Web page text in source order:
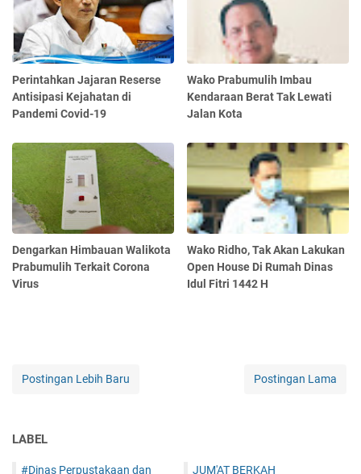
Perintahkan Jajaran Reserse
Antisipasi Kejahatan di
Pandemi Covid-19
Wako Prabumulih Imbau
Kendaraan Berat Tak Lewati
Jalan Kota
Dengarkan Himbauan Walikota
Prabumulih Terkait Corona
Virus
Wako Ridho, Tak Akan Lakukan
Open House Di Rumah Dinas
Idul Fitri 1442 H
Postingan Lebih Baru Postingan Lama
LABEL
#Dinas Perpustakaan dan JUM'AT BERKAH